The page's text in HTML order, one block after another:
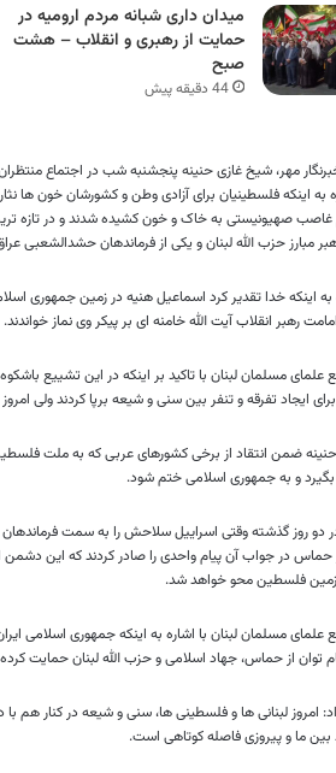
میدان داری شبانه مردم ارومیه در
حمایت از رهبری و انقلاب – هشت
صبح
44 دقیقه پیش
مهر، شیخ غازی حنینه پنجشنبه شب در اجتماع
غاصب صهیونیستی به خاک و خون کشیده شدند و در تازه
مبارز حزب الله لبنان و یکی از فرماندهان حشدالشعبی
به اینکه خدا تقدیر کرد اسماعیل هنیه در زمین جمهوری
رهبر انقلاب آیت الله خامنه ای بر پیکر وی نماز خواندند.
مسلمان لبنان با تاکید بر اینکه در این تشییع
ایجاد تفرقه و تنفر بین سنی و شیعه برپا کردند ولی
ضمن انتقاد از برخی کشورهای عربی که به ملت
و به جمهوری اسلامی ختم شود.
دو روز گذشته وقتی اسراییل سلاحش را به سمت
در جواب آن پیام واحدی را صادر کردند که این دشمن
زمین فلسطین محو خواهد شد.
مسلمان لبنان با اشاره به اینکه جمهوری اسلامی
توان از حماس، جهاد اسلامی و حزب الله لبنان حمایت
امروز لبنانی ها و فلسطینی ها، سنی و شیعه در کنار
بین ما و پیروزی فاصله کوتاهی است.